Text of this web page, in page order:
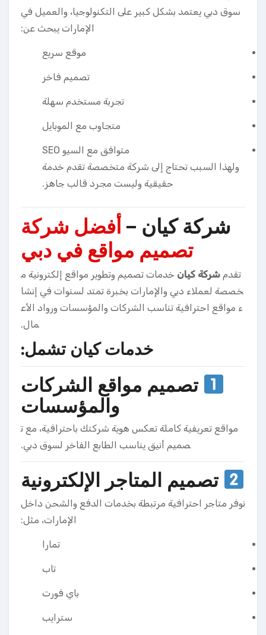
سوق دبي يعتمد بشكل كبير على التكنولوجيا، والعميل في
الإمارات يبحث عن:
موقع سريع
تصميم فاخر
تجربة مستخدم سهلة
متجاوب مع الموبايل
متوافق مع السيو SEO
ولهذا السبب تحتاج إلى شركة متخصصة تقدم خدمة
حقيقية وليست مجرد قالب جاهز.
شركة كيان – أفضل شركة
تصميم مواقع في دبي
تقدم شركة كيان خدمات تصميم وتطوير مواقع إلكترونية م
خصصة لعملاء دبي والإمارات بخبرة تمتد لسنوات في إنشا
ء مواقع احترافية تناسب الشركات والمؤسسات ورواد الأع
مال.
خدمات كيان تشمل:
تصميم مواقع الشركات
والمؤسسات
مواقع تعريفية كاملة تعكس هوية شركتك باحترافية، مع ت
صميم أنيق يناسب الطابع الفاخر لسوق دبي.
تصميم المتاجر الإلكترونية
نوفر متاجر احترافية مرتبطة بخدمات الدفع والشحن داخل
الإمارات، مثل:
تمارا
تاب
باي فورت
سترايب